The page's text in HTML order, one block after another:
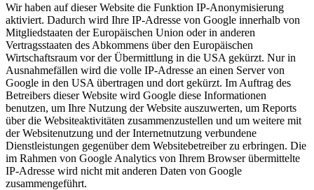
Wir haben auf dieser Website die Funktion IP-Anonymisierung
aktiviert. Dadurch wird Ihre IP-Adresse von Google innerhalb von
Mitgliedstaaten der Europäischen Union oder in anderen
Vertragsstaaten des Abkommens über den Europäischen
Wirtschaftsraum vor der Übermittlung in die USA gekürzt. Nur in
Ausnahmefällen wird die volle IP-Adresse an einen Server von
Google in den USA übertragen und dort gekürzt. Im Auftrag des
Betreibers dieser Website wird Google diese Informationen
benutzen, um Ihre Nutzung der Website auszuwerten, um Reports
über die Websiteaktivitäten zusammenzustellen und um weitere mit
der Websitenutzung und der Internetnutzung verbundene
Dienstleistungen gegenüber dem Websitebetreiber zu erbringen. Die
im Rahmen von Google Analytics von Ihrem Browser übermittelte
IP-Adresse wird nicht mit anderen Daten von Google
zusammengeführt.